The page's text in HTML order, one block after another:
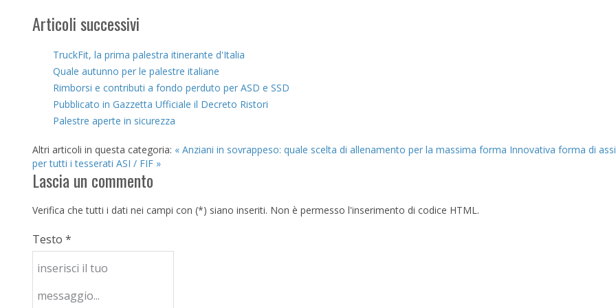
Articoli successivi
TruckFit, la prima palestra itinerante d'Italia
Quale autunno per le palestre italiane
Rimborsi e contributi a fondo perduto per ASD e SSD
Pubblicato in Gazzetta Ufficiale il Decreto Ristori
Palestre aperte in sicurezza
Altri articoli in questa categoria: « Anziani in sovrappeso: quale scelta di allenamento per la massima forma Innovativa forma di
per tutti i tesserati ASI / FIF »
Lascia un commento
Verifica che tutti i dati nei campi con (*) siano inseriti. Non è permesso l'inserimento di codice HTML.
Testo *